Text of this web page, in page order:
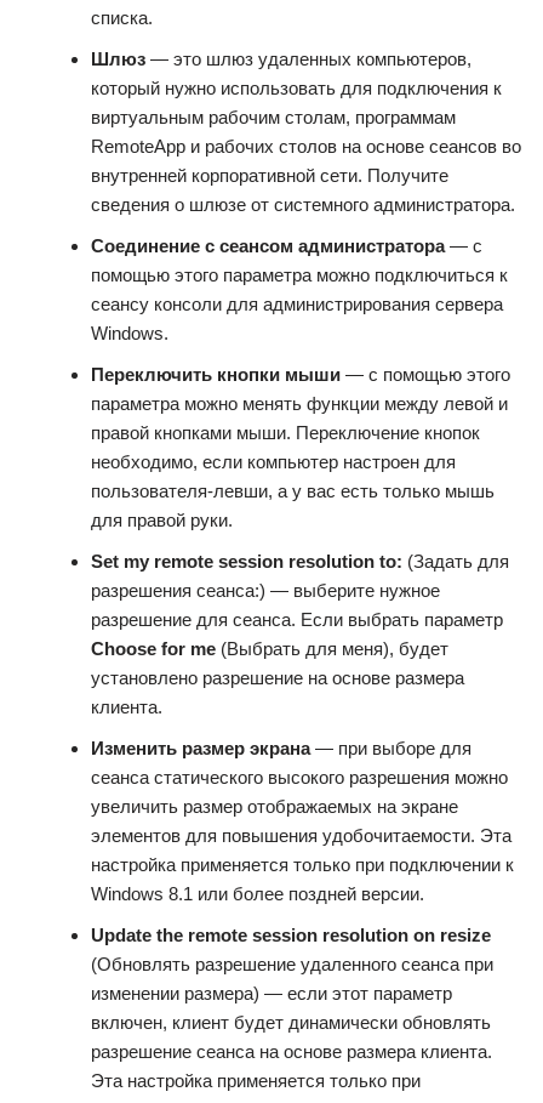
списка.
Шлюз — это шлюз удаленных компьютеров,
который нужно использовать для подключения к
виртуальным рабочим столам, программам
RemoteApp и рабочих столов на основе сеансов во
внутренней корпоративной сети. Получите
сведения о шлюзе от системного администратора.
Соединение с сеансом администратора— с
помощью этого параметра можно подключиться к
сеансу консоли для администрирования сервера
Windows.
Переключить кнопки мыши — с помощью этого
параметра можно менять функции между левой и
правой кнопками мыши. Переключение кнопок
необходимо, если компьютер настроен для
пользователя-левши, а у вас есть только мышь
для правой руки.
Set my remote session resolution to: (Задать для
разрешения сеанса:) — выберите нужное
разрешение для сеанса. Если выбрать параметр
Choose for me (Выбрать для меня), будет
установлено разрешение на основе размера
клиента.
Изменить размер экрана— при выборе для
сеанса статического высокого разрешения можно
увеличить размер отображаемых на экране
элементов для повышения удобочитаемости. Эта
настройка применяется только при подключении к
Windows 8.1 или более поздней версии.
Update the remote session resolution on resize
(Обновлять разрешение удаленного сеанса при
изменении размера) — если этот параметр
включен, клиент будет динамически обновлять
разрешение сеанса на основе размера клиента.
Эта настройка применяется только при